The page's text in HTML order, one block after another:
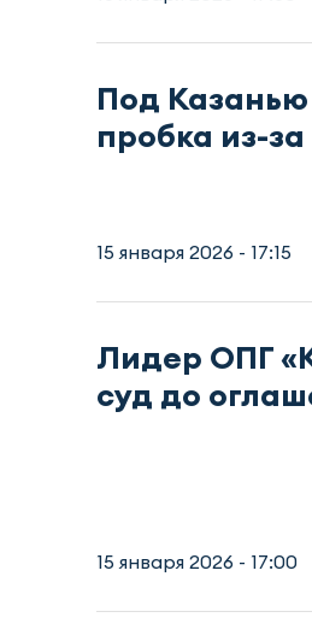
Под
пробка из-
15 января 2026 - 17:15
Лидер ОПГ
суд до
15 января 2026 - 17:00